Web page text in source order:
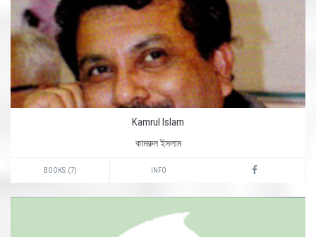
Kamrul Islam
কামরুল ইসলাম
BOOKS (7) INFO